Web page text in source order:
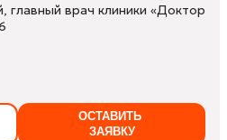
главный врач клиники «Доктор
ОСТАВИТЬ
ЗАЯВКУ